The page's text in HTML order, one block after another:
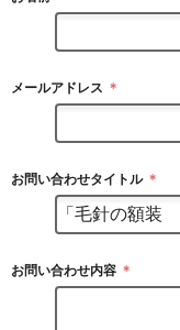
メールアドレス ＊
お問い合わせタイトル ＊
お問い合わせ内容 ＊